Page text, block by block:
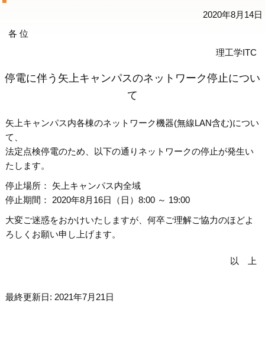
2020年8月14日
各 位
理工学ITC
停電に伴う矢上キャンパスのネットワーク停止につい
て
矢上キャンパス内各棟のネットワーク機器(無線LAN含む)につい
て、
法定点検停電のため、以下の通りネットワークの停止が発生い
たします。
停止場所： 矢上キャンパス内全域
停止期間： 2020年8月16日（日）8:00 ～ 19:00
大変ご迷惑をおかけいたしますが、何卒ご理解ご協力のほどよ
ろしくお願い申し上げます。
以 上
最終更新日: 2021年7月21日